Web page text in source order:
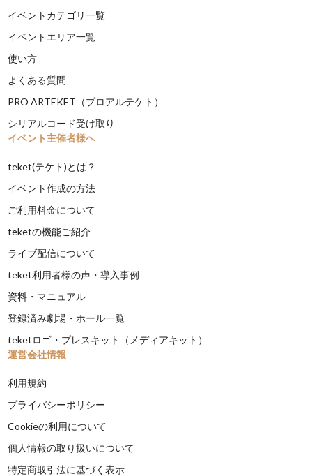
イベントカテゴリ一覧
イベントエリア一覧
使い方
よくある質問
PRO ARTEKET（プロアルテケト）
シリアルコード受け取り
イベント主催者様へ
teket(テケト)とは？
イベント作成の方法
ご利用料金について
teketの機能ご紹介
ライブ配信について
teket利用者様の声・導入事例
資料・マニュアル
登録済み劇場・ホール一覧
teketロゴ・プレスキット（メディアキット）
運営会社情報
利用規約
プライバシーポリシー
Cookieの利用について
個人情報の取り扱いについて
特定商取引法に基づく表示